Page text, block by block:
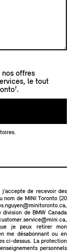
nos offres
le tout
†.
de recevoir des
nom de MINI Toronto (20
,
de BMW Canada
,
je peux retirer mon
me désabonnant ou en
ci-dessus. La protection
personnels